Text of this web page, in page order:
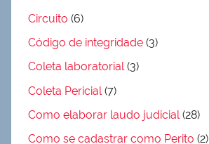
Circuito (6)
Código de integridade (3)
Coleta laboratorial(3)
Coleta Pericial (7)
Como elaborar laudo judicial(28)
Como se cadastrar como Perito (2)